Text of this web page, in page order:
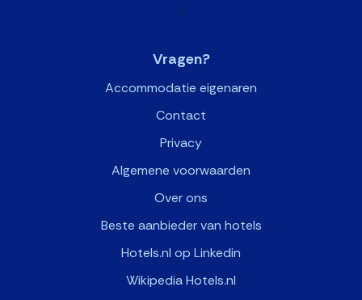
>
Vragen?
Accommodatie eigenaren
Contact
Privacy
Algemene voorwaarden
Over ons
Beste aanbieder van hotels
Hotels.nl op Linkedin
Wikipedia Hotels.nl